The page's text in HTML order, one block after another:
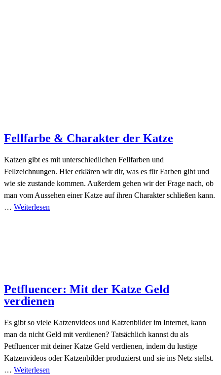
Fellfarbe & Charakter der Katze
Katzen gibt es mit unterschiedlichen Fellfarben und
Fellzeichnungen. Hier erklären wir dir, was es für Farben gibt und
wie sie zustande kommen. Außerdem gehen wir der Frage nach, ob
man vom Aussehen einer Katze auf ihren Charakter schließen kann.
… Weiterlesen
Petfluencer: Mit der Katze Geld
verdienen
Es gibt so viele Katzenvideos und Katzenbilder im Internet, kann
man da nicht Geld mit verdienen? Tatsächlich kannst du als
Petfluencer mit deiner Katze Geld verdienen, indem du lustige
Katzenvideos oder Katzenbilder produzierst und sie ins Netz stellst.
… Weiterlesen